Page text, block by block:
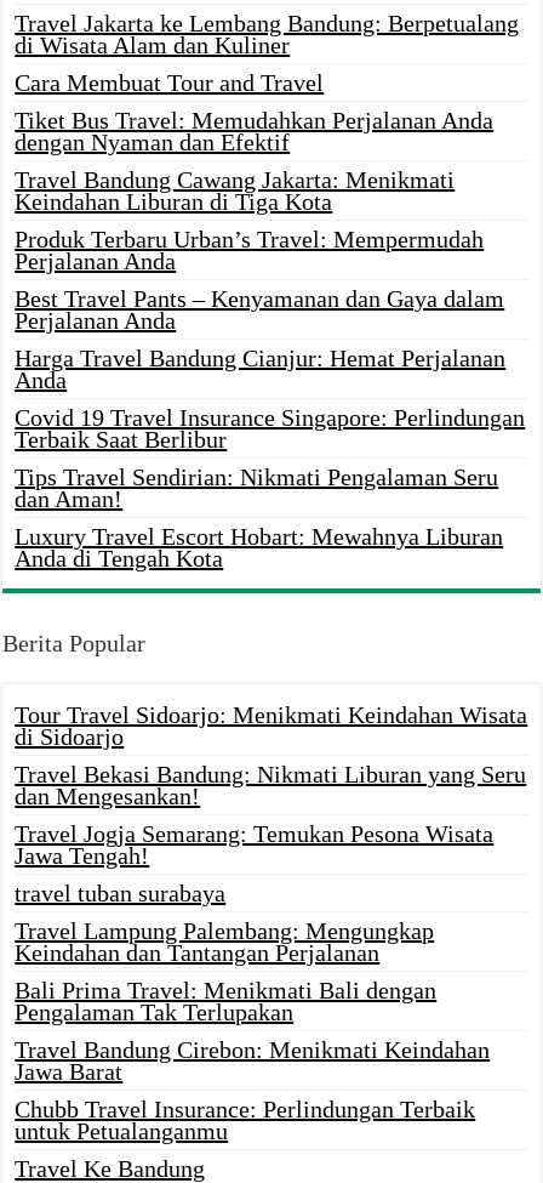
Travel Jakarta ke Lembang Bandung: Berpetualang
di Wisata Alam dan Kuliner
Cara Membuat Tour and Travel
Tiket Bus Travel: Memudahkan Perjalanan Anda
dengan Nyaman dan Efektif
Travel Bandung Cawang Jakarta: Menikmati
Keindahan Liburan di Tiga Kota
Produk Terbaru Urban’s Travel: Mempermudah
Perjalanan Anda
Best Travel Pants – Kenyamanan dan Gaya dalam
Perjalanan Anda
Harga Travel Bandung Cianjur: Hemat Perjalanan
Anda
Covid 19 Travel Insurance Singapore: Perlindungan
Terbaik Saat Berlibur
Tips Travel Sendirian: Nikmati Pengalaman Seru
dan Aman!
Luxury Travel Escort Hobart: Mewahnya Liburan
Anda di Tengah Kota
Berita Popular
Tour Travel Sidoarjo: Menikmati Keindahan Wisata
di Sidoarjo
Travel Bekasi Bandung: Nikmati Liburan yang Seru
dan Mengesankan!
Travel Jogja Semarang: Temukan Pesona Wisata
Jawa Tengah!
travel tuban surabaya
Travel Lampung Palembang: Mengungkap
Keindahan dan Tantangan Perjalanan
Bali Prima Travel: Menikmati Bali dengan
Pengalaman Tak Terlupakan
Travel Bandung Cirebon: Menikmati Keindahan
Jawa Barat
Chubb Travel Insurance: Perlindungan Terbaik
untuk Petualanganmu
Travel Ke Bandung